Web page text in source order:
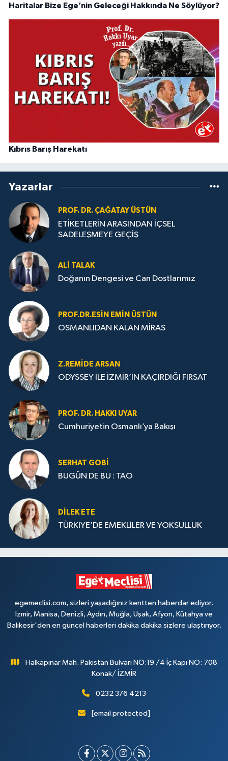
Haritalar Bize Ege’nin Geleceği Hakkında Ne Söylüyor?
Kıbrıs Barış Harekatı
Yazarlar
PROF. DR. ÇAĞATAY ÜSTÜN
ETİKETLERİN ARASINDAN İÇSEL
SADELEŞMEYE GEÇİŞ
ALI TALAK
Doğanın Dengesi ve Can Dostlarımız
PROF.DR.ESIN EMIN ÜSTÜN
OSMANLIDAN KALAN MİRAS
Z.REMIDE ARSAN
ODYSSEY İLE İZMİR’İN KAÇIRDIĞI FIRSAT
PROF. DR. HAKKI UYAR
Cumhuriyetin Osmanlı’ya Bakışı
SERHAT GOBİ
BUGÜN DE BU : TAO
DILEK ETE
TÜRKİYE’DE EMEKLİLER VE YOKSULLUK
egemeclisi.com, sizleri yaşadığınız kentten haberdar ediyor.
İzmir, Manisa, Denizli, Aydın, Muğla, Uşak, Afyon, Kütahya ve
Balıkesir'den en güncel haberleri dakika dakika sizlere ulaştırıyor.
Halkapınar Mah. Pakistan Bulvarı NO:19 /4 İç Kapı NO: 708
Konak/ İZMİR
0232 376 4213
[email protected]